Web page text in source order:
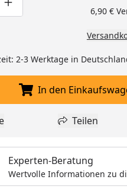
eins verringern
manuell eingeben
Produktmenge um eins
6,90 €
2-3 Werktage in
In den
In den
zur WunschlisteTeilen
Teilen
Experten-Beratung
Wertvolle Informationen zu